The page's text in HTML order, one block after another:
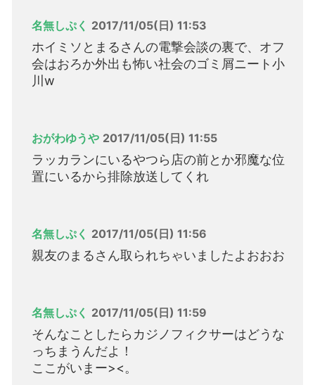
名無しぷく 2017/11/05(日) 11:53
ホイミソとまるさんの電撃会談の裏で、オフ
会はおろか外出も怖い社会のゴミ屑ニート小
川w
おがわゆうや 2017/11/05(日) 11:55
ラッカランにいるやつら店の前とか邪魔な位
置にいるから排除放送してくれ
名無しぷく 2017/11/05(日) 11:56
親友のまるさん取られちゃいましたよおおお
名無しぷく 2017/11/05(日) 11:59
そんなことしたらカジノフィクサーはどうな
っちまうんだよ！
ここがいまー><。